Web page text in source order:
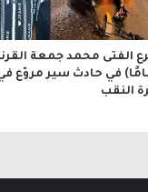
الفتى محمد جمعة
عامًا) في حادث سير مروّع
النقب